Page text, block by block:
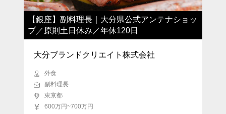
【銀座】副料理長｜大分県公式アンテナショッ
プ／原則土日休み／年休120日
大分ブランドクリエイト株式会社
外食
副料理長
東京都
600万円~700万円